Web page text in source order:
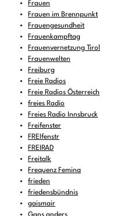
Frauen
Frauen im Brennpunkt
Frauengesundheit
Frauenkampftag
Frauenvernetzung Tirol
Frauenwelten
Freiburg
Freie Radios
Freie Radios Österreich
freies Radio
Freies Radio Innsbruck
Freifenster
FREIfenstr
FREIRAD
Freitalk
Frequenz Femina
frieden
friedensbündnis
gaismair